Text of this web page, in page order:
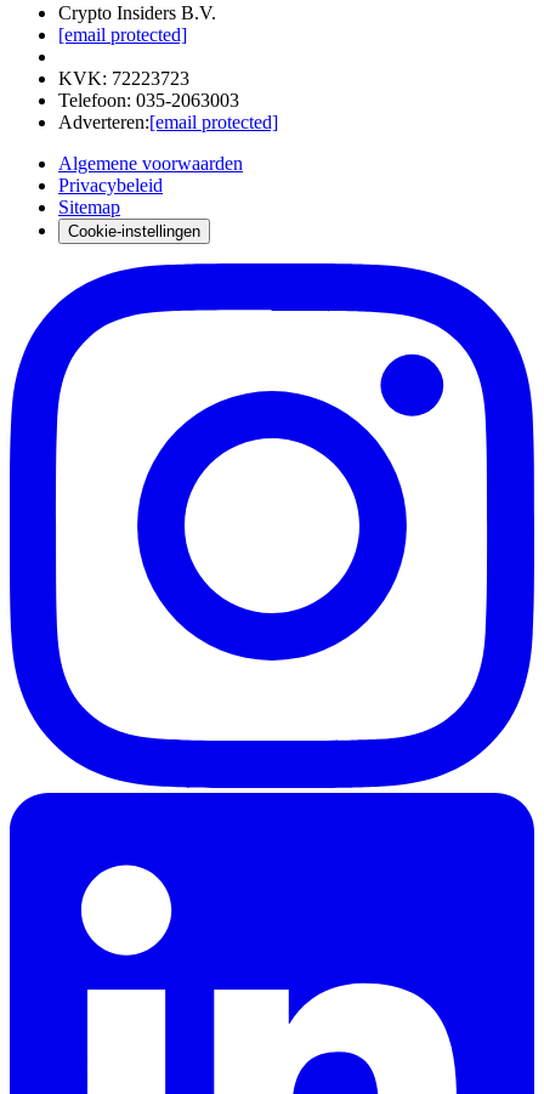
Crypto Insiders B.V.
[email protected]
KVK: 72223723
Telefoon: 035-2063003
Adverteren:[email protected]
Algemene voorwaarden
Privacybeleid
Sitemap
Cookie-instellingen